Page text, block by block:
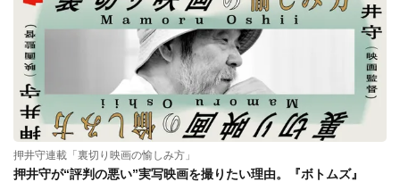
押井守連載「裏切り映画の愉しみ方」
押井守が“評判の悪い”実写映画を撮りたい理由。『ボトムズ』